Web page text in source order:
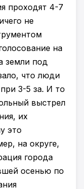
проходят 4-7
не
на
земли под
что люди
3-5 за. И то
выстрел
их
это
на округе,
города
осенью по